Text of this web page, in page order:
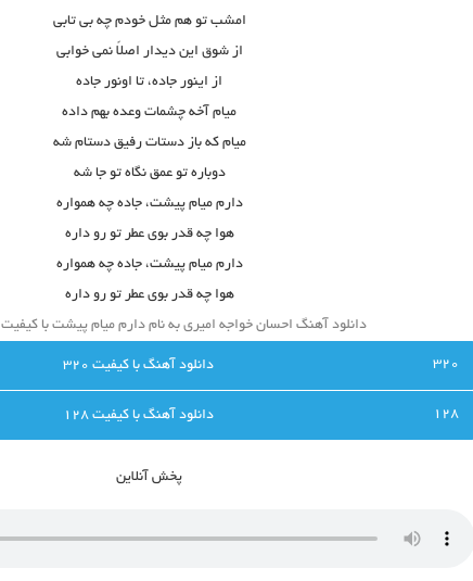
امشب تو هم مثل خودم چه بی تابی
از شوق این دیدار اصلاً نمی خوابی
از اینور جاده، تا اونور جاده
میام آخه چشمات وعده بهم داده
میام که باز دستات رفیق دستام شه
دوباره تو عمق نگاه تو جا شه
دارم میام پیشت، جاده چه همواره
هوا چه قدر بوی عطر تو رو داره
دارم میام پیشت، جاده چه همواره
هوا چه قدر بوی عطر تو رو داره
دانلود آهنگ احسان خواجه امیری به نام دارم میام پیشت با کیفیت ۳۲۰ و ۱۲۸
320 دانلود آهنگ با کيفيت 320
128 دانلود آهنگ با کيفيت 128
پخش آنلاين